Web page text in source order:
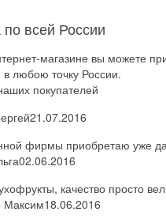
по всей России
магазине вы можете
в любою точку России.
покупателей
21.07.2016
фирмы приобретаю уже
02.06.2016
качество просто
Максим18.06.2016